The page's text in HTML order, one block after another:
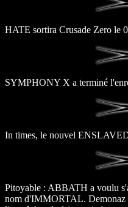
HATE sortira Crusade Zero le
SYMPHONY X a terminé
In times, le nouvel
Pitoyable : ABBATH a voulu
nom d'IMMORTAL. Demonaz